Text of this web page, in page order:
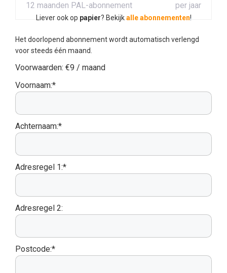
12 maanden PAL-abonnement per jaar
Liever ook op papier? Bekijkalle abonnementen!
Het doorlopend abonnement wordt automatisch verlengd
voor steeds één maand.
Voorwaarden: €9 / maand
Voornaam:*
Achternaam:*
Adresregel 1:*
Adresregel 2:
Postcode:*